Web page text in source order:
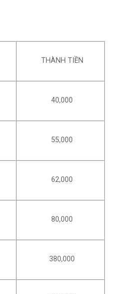
THÀNH TIỀN
40,000
55,000
62,000
80,000
380,000